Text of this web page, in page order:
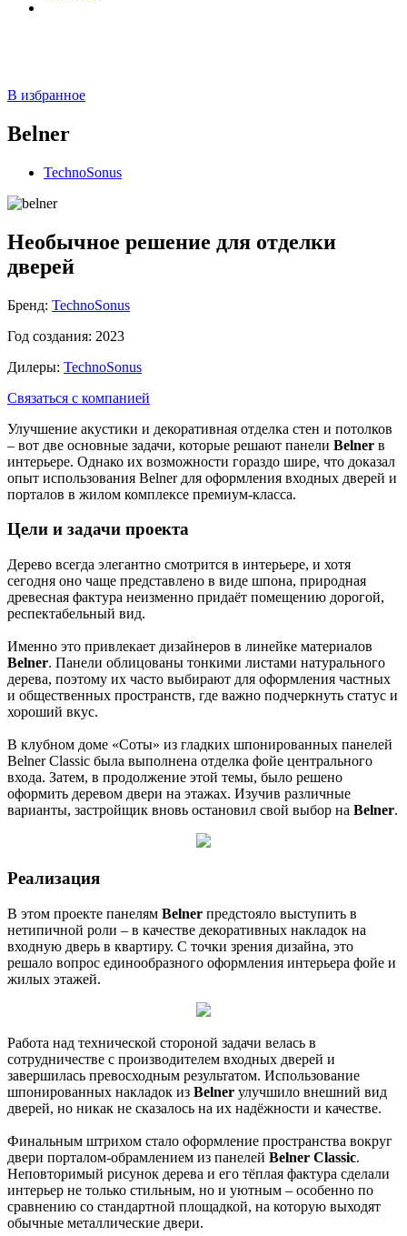
В избранное
Belner
TechnoSonus
Необычное решение для отделки
дверей
Бренд: TechnoSonus
Год создания: 2023
Дилеры: TechnoSonus
Связаться с компанией
Улучшение акустики и декоративная отделка стен и потолков
– вот две основные задачи, которые решают панели Belner в
интерьере. Однако их возможности гораздо шире, что доказал
опыт использования Belner для оформления входных дверей и
порталов в жилом комплексе премиум-класса.
Цели и задачи проекта
Дерево всегда элегантно смотрится в интерьере, и хотя
сегодня оно чаще представлено в виде шпона, природная
древесная фактура неизменно придаёт помещению дорогой,
респектабельный вид.
Именно это привлекает дизайнеров в линейке материалов
Belner. Панели облицованы тонкими листами натурального
дерева, поэтому их часто выбирают для оформления частных
и общественных пространств, где важно подчеркнуть статус и
хороший вкус.
В клубном доме «Соты» из гладких шпонированных панелей
Belner Classic была выполнена отделка фойе центрального
входа. Затем, в продолжение этой темы, было решено
оформить деревом двери на этажах. Изучив различные
варианты, застройщик вновь остановил свой выбор на Belner.
Реализация
В этом проекте панелям Belner предстояло выступить в
нетипичной роли – в качестве декоративных накладок на
входную дверь в квартиру. С точки зрения дизайна, это
решало вопрос единообразного оформления интерьера фойе и
жилых этажей.
Работа над технической стороной задачи велась в
сотрудничестве с производителем входных дверей и
завершилась превосходным результатом. Использование
шпонированных накладок из Belner улучшило внешний вид
дверей, но никак не сказалось на их надёжности и качестве.
Финальным штрихом стало оформление пространства вокруг
двери порталом-обрамлением из панелей Belner Classic.
Неповторимый рисунок дерева и его тёплая фактура сделали
интерьер не только стильным, но и уютным – особенно по
сравнению со стандартной площадкой, на которую выходят
обычные металлические двери.